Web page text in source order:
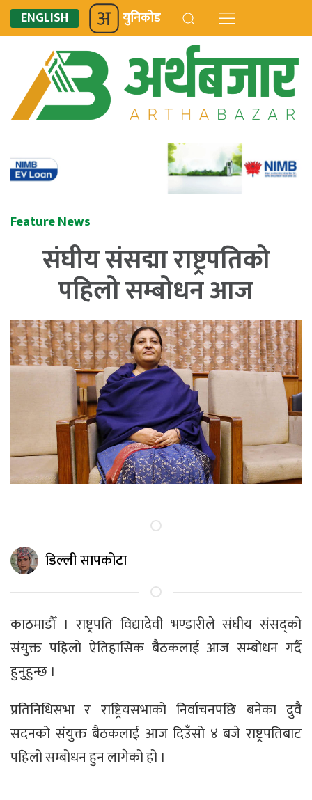
ENGLISH युनिकोड
Feature News
संघीय संसद्मा राष्ट्रपतिको
पहिलो सम्बोधन आज
डिल्ली सापकोटा
काठमाडौँ । राष्ट्रपति विद्यादेवी भण्डारीले संघीय संसद्को
संयुक्त पहिलो ऐतिहासिक बैठकलाई आज सम्बोधन गर्दै
हुनुहुन्छ ।
प्रतिनिधिसभा र राष्ट्रियसभाको निर्वाचनपछि बनेका दुवै
सदनको संयुक्त बैठकलाई आज दिउँसो ४ बजे राष्ट्रपतिबाट
पहिलो सम्बोधन हुन लागेको हो ।